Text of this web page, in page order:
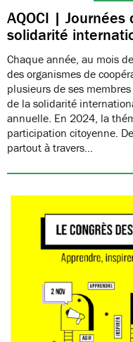
AQOCI |
solidarité
Chaque année, au mois
des organismes de
plusieurs de ses
de la solidarité
annuelle. En 2024, la
participation citoyenne.
partout à travers…